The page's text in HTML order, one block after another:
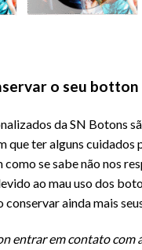
o seu botton
da SN Botons
que ter alguns cuidados
como se sabe não nos
ao mau uso dos
conservar ainda mais
entrar em contato com